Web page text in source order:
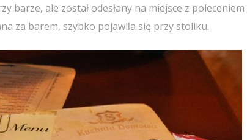
barze, ale został odesłany na miejsce z
za barem, szybko pojawiła się przy stoliku.